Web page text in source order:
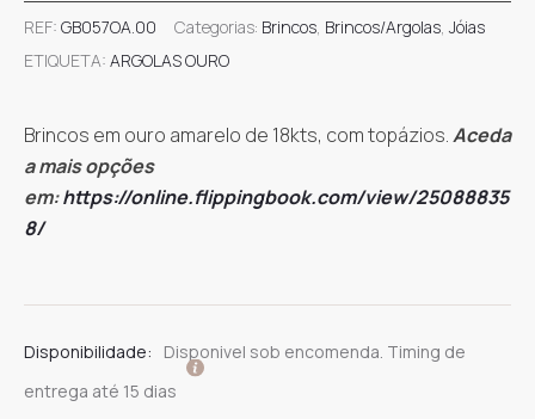
REF: GB057OA.00 Categorias: Brincos, Brincos/Argolas,Jóias
ETIQUETA: ARGOLAS OURO
Brincos em ouro amarelo de 18kts, com topázios.Aceda
a mais opções
em:https://online.flippingbook.com/view/25088835
8/
Disponibilidade:
Disponivel sob encomenda. Timing de
entrega até 15 dias